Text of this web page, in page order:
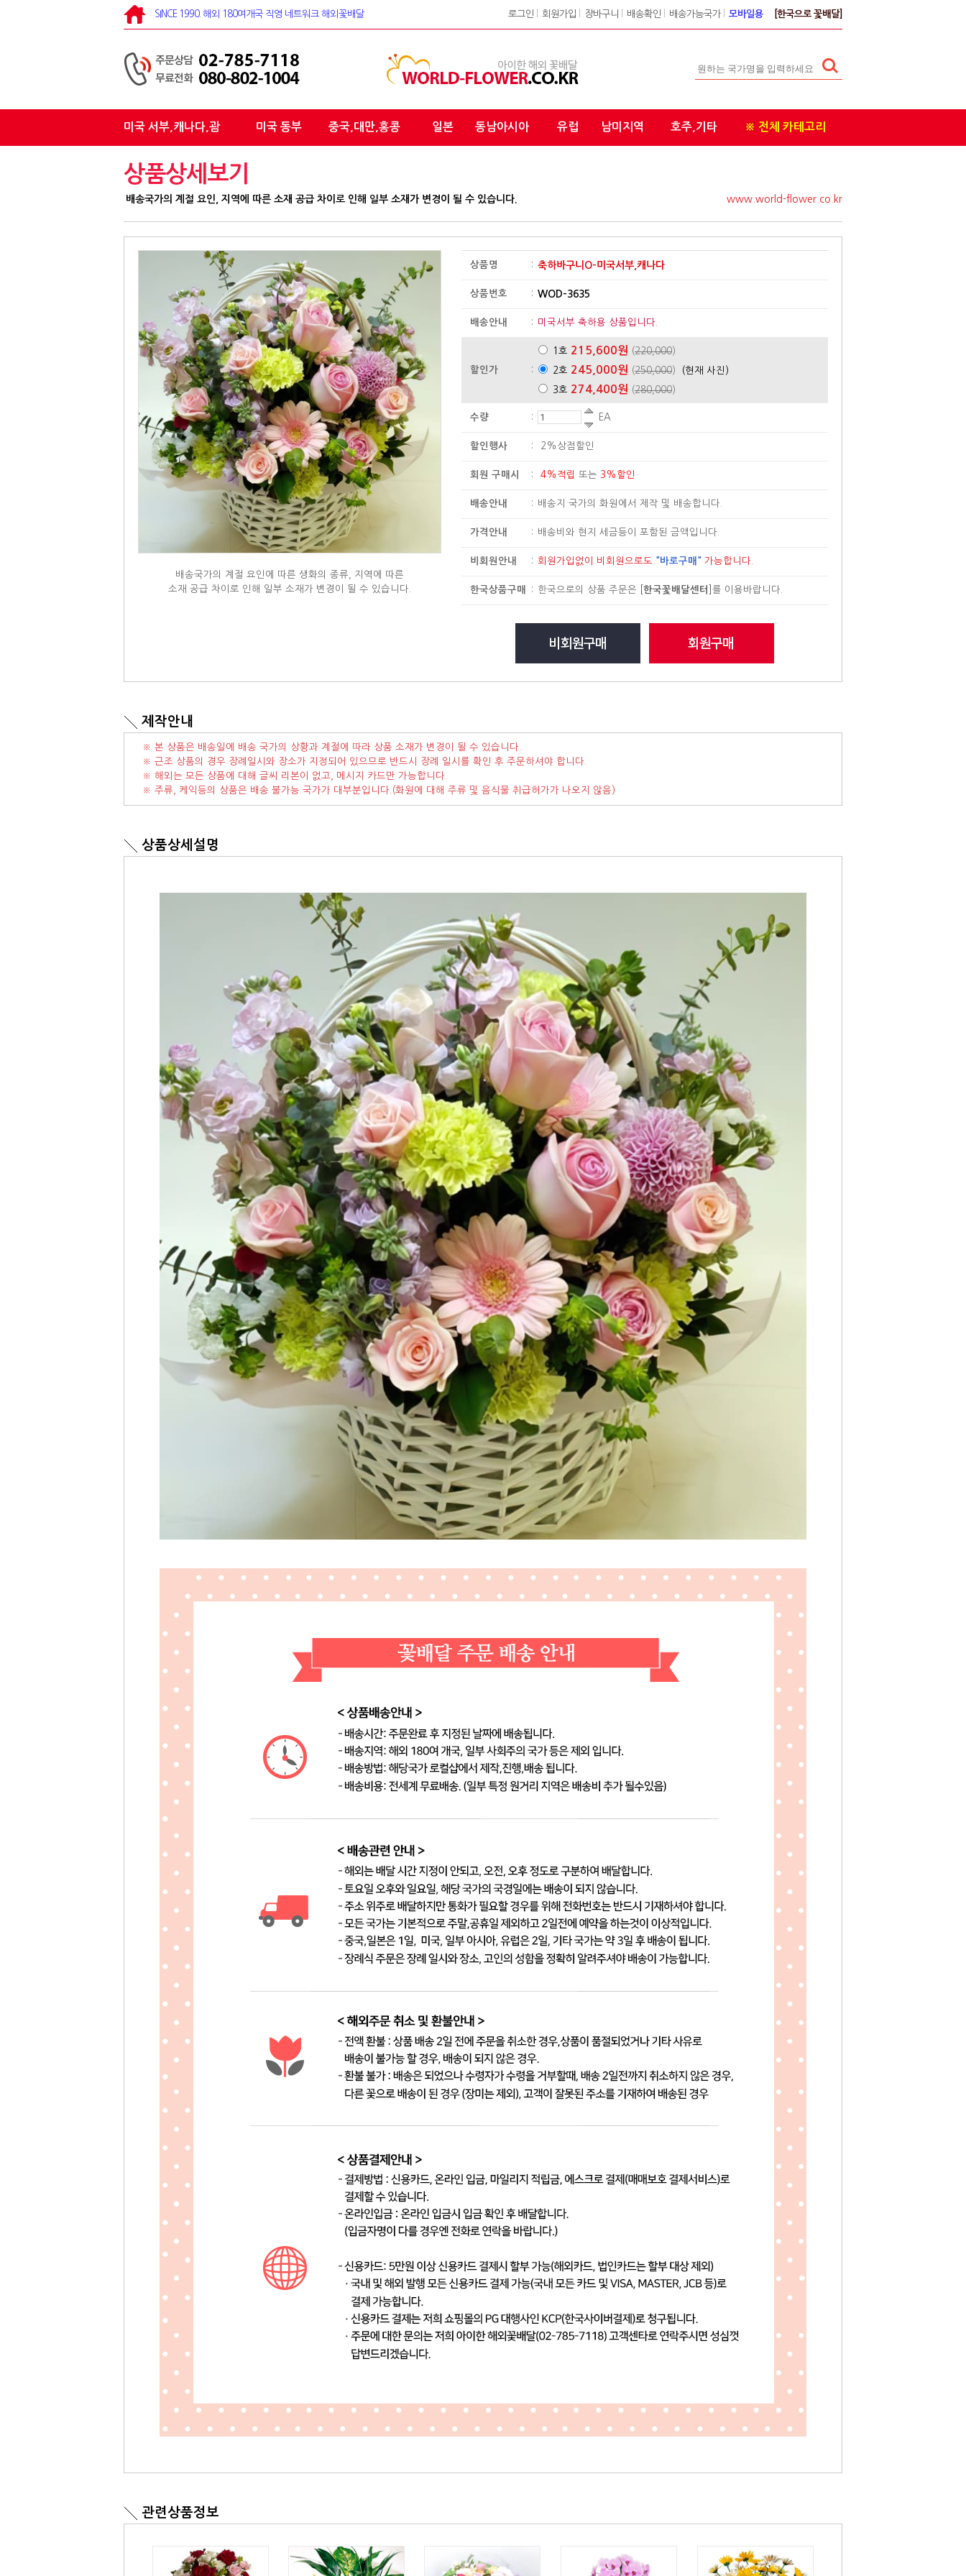
SINCE 1990. 해외 180여개국 직영 네트워크 해외꽃배달 로그인 회원가입 장바구니 배송확인 배송가능국가 모바일용 [한국으로 꽃배달]
미국 서부,캐나다,괌 미국 동부 중국,대만,홍콩 일본 동남아시아 유럽 남미지역 호주,기타 ※ 전체 카테고리
상품상세보기
배송국가의 계절 요인, 지역에 따른 소재 공급 차이로 인해 일부 소재가 변경이 될 수 있습니다. www.world-flower.co.kr
배송국가의 계절 요인에 따른 생화의 종류, 지역에 따른
소재 공급 차이로 인해 일부 소재가 변경이 될 수 있습니다.
상품명 : 축하바구니O-미국서부,캐나다
상품번호 : WOD-3635
배송안내 : 미국서부 축하용 상품입니다.
할인가 :
1호 215,600원 (220,000)
2호 245,000원 (250,000) (현재 사진)
3호 274,400원 (280,000)
수량 : EA
할인행사 : 2%상점할인
회원 구매시 : 4%적립 또는 3%할인
배송안내 : 배송지 국가의 화원에서 제작 및 배송합니다.
가격안내 : 배송비와 현지 세금등이 포함된 금액입니다.
비회원안내 : 회원가입없이 비회원으로도 "바로구매" 가능합니다.
한국상품구매 : 한국으로의 상품 주문은 한국꽃배달센터 를 이용바랍니다.
제작안내
※ 본 상품은 배송일에 배송 국가의 상황과 계절에 따라 상품 소재가 변경이 될 수 있습니다.
※ 근조 상품의 경우 장례일시와 장소가 지정되어 있으므로 반드시 장례 일시를 확인 후 주문하셔야 합니다.
※ 해외는 모든 상품에 대해 글씨 리본이 없고, 메시지 카드만 가능합니다.
※ 주류, 케익등의 상품은 배송 불가능 국가가 대부분입니다.(화원에 대해 주류 및 음식물 취급허가가 나오지 않음)
상품상세설명
관련상품정보